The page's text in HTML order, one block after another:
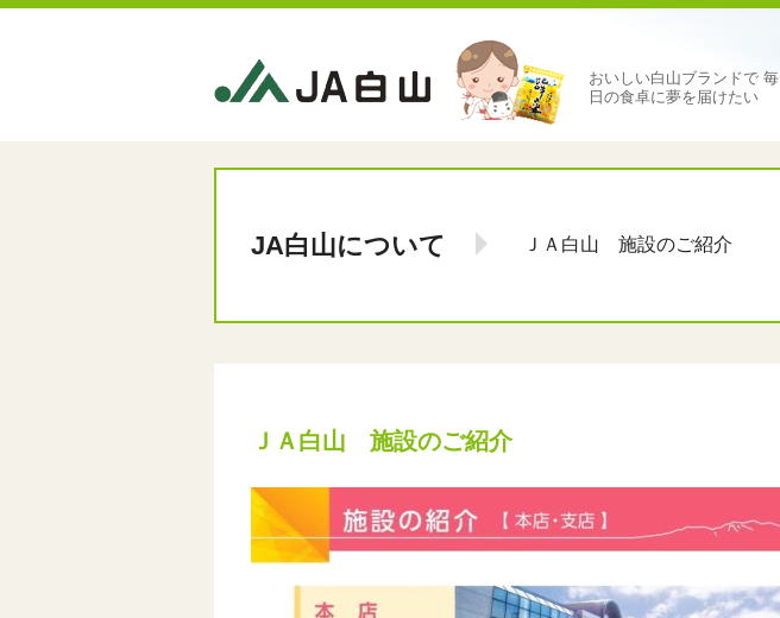
おいしい白山ブランドで 毎
日の食卓に夢を届けたい
JA白山について ＪＡ白山 施設のご紹介
ＪＡ白山 施設のご紹介